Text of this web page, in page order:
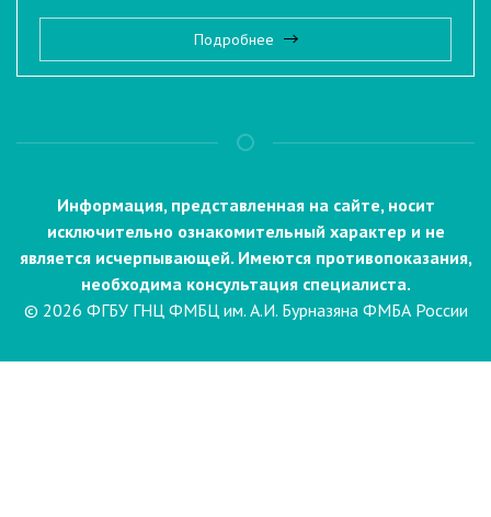
Подробнее
Информация, представленная на сайте, носит
исключительно ознакомительный характер и не
является исчерпывающей. Имеются противопоказания,
необходима консультация специалиста.
© 2026 ФГБУ ГНЦ ФМБЦ им. А.И. Бурназяна ФМБА России